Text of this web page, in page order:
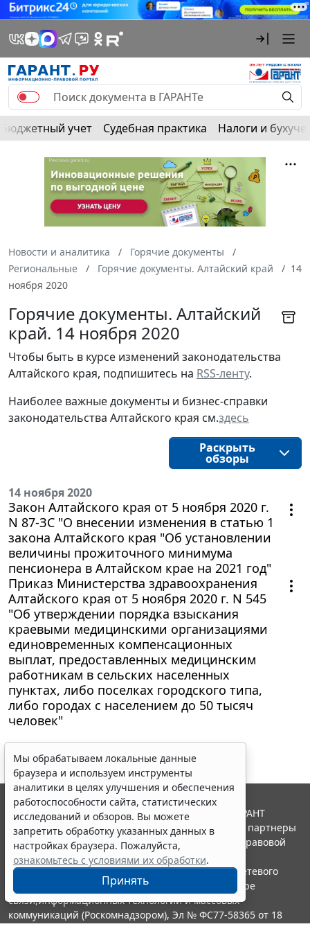
Бюджетный учет Судебная практика Налоги и
Новости и аналитика
Горячие документы
Региональные
Горячие документы. Алтайский край
14
ноября 2020
Горячие документы. Алтайский
край. 14 ноября 2020
Чтобы быть в курсе изменений законодательства
Алтайского края, подпишитесь на RSS-ленту.
Наиболее важные документы и бизнес-справки
законодательства Алтайского края см.здесь
Раскрыть
обзоры
14 ноября 2020
Закон Алтайского края от 5 ноября 2020 г.
N 87-ЗС "О внесении изменения в статью 1
закона Алтайского края "Об установлении
величины прожиточного минимума
пенсионера в Алтайском крае на 2021 год"
Приказ Министерства здравоохранения
Алтайского края от 5 ноября 2020 г. N 545
"Об утверждении порядка взыскания
краевыми медицинскими организациями
единовременных компенсационных
выплат, предоставленных медицинским
работникам в сельских населенных
пунктах, либо поселках городского типа,
либо городах с населением до 50 тысяч
человек"
Мы обрабатываем локальные данные
браузера и используем инструменты
аналитики в целях улучшения и обеспечения
работоспособности сайта, статистических
исследований и обзоров. Вы можете
запретить обработку указанных данных в
настройках браузера. Пожалуйста,
ознакомьтесь с условиями их обработки.
Принять
© ООО "НПП "ГАРАНТ-СЕРВИС", 2026. Система ГАРАНТ
выпускается с 1990 года. Компания "Гарант" и ее партнеры
являются участниками Российской ассоциации правовой
информации ГАРАНТ.
Портал ГАРАНТ.РУ зарегистрирован в качестве сетевого
издания Федеральной службой по надзору в сфере
связи,информационных технологий и массовых
коммуникаций (Роскомнадзором), Эл № ФС77-58365 от 18